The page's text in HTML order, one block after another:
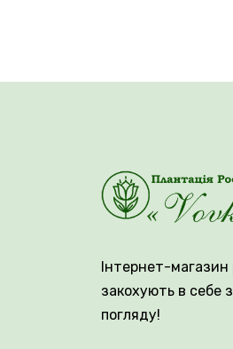
Інтернет-магазин
закохують в себе
погляду!